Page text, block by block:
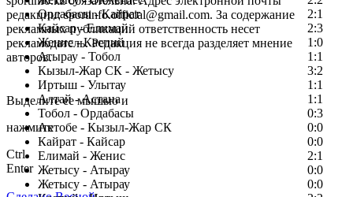
Ордабасы - Кайрат
2:1
Кайсар - Елимай
2:3
Женис - Каспий
1:0
Атырау - Тобол
1:1
Кызыл-Жар СК - Жетысу
3:2
Иртыш - Улытау
1:1
Алтай - Астана
1:1
Тобол - Ордабасы
0:3
Актобе - Кызыл-Жар СК
0:0
Кайрат - Кайсар
0:0
Елимай - Женис
2:1
Жетысу - Атырау
0:0
Жетысу - Атырау
0:0
редакции: sportinfo.official@gmail.com. За содержание
рекламных публикаций ответственность несет
рекламодатель. Редакция не всегда разделяет мнение
авторов.
Заметили ошибку в тексте?
Выделите ее мышью и
нажмите
Ctrl
Enter